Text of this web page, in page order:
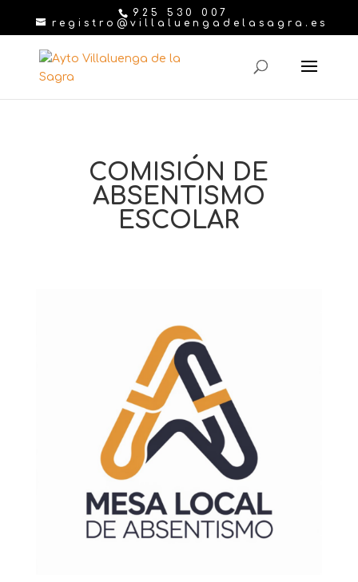
925 530 007
registro@villaluengadelasagra.es
COMISIÓN DE
ABSENTISMO
ESCOLAR